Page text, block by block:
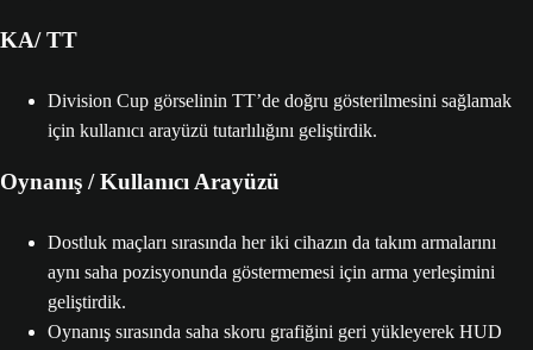
KA/ TT
Division Cup görselinin TT’de doğru gösterilmesini sağlamak
için kullanıcı arayüzü tutarlılığını geliştirdik.
Oynanış / Kullanıcı Arayüzü
Dostluk maçları sırasında her iki cihazın da takım armalarını
aynı saha pozisyonunda göstermemesi için arma yerleşimini
geliştirdik.
Oynanış sırasında saha skoru grafiğini geri yükleyerek HUD